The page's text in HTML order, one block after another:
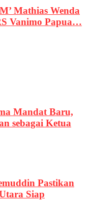
Mathias Wenda
Vanimo Papua…
Mandat Baru,
sebagai Ketua
Pastikan
Siap